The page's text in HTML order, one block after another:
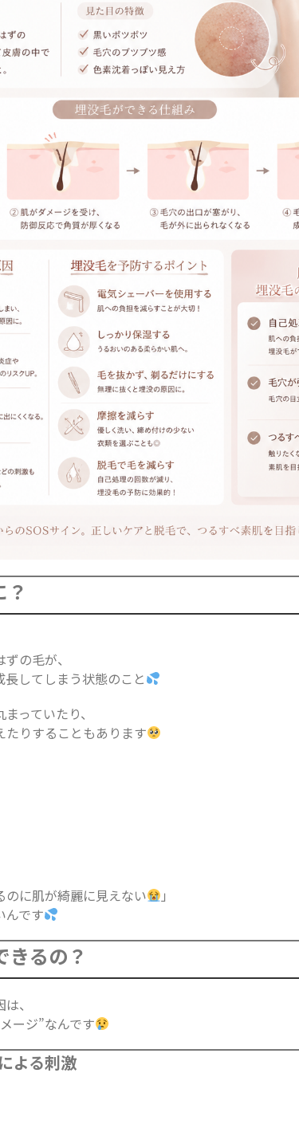
の毛が、
してしまう状態のこと
っていたり、
りすることもあります
のに肌が綺麗に見えない
」
んです
るの？
、
ージ”なんです
よる刺激